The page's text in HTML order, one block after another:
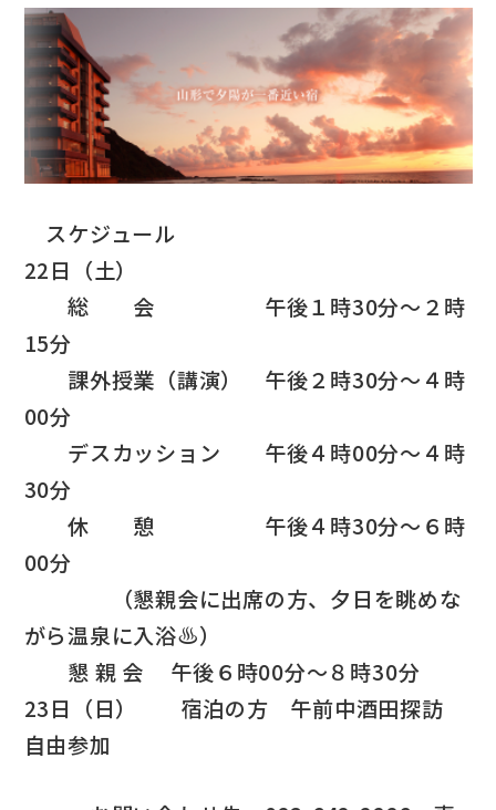
スケジュール
22日（土）
総 会 午後１時30分～２時
15分
課外授業（講演） 午後２時30分～４時
00分
デスカッション 午後４時00分～４時
30分
休 憩 午後４時30分～６時
00分
（懇親会に出席の方、夕日を眺めな
がら温泉に入浴♨）
懇 親 会 午後６時00分～８時30分
23日（日） 宿泊の方 午前中酒田探訪
自由参加